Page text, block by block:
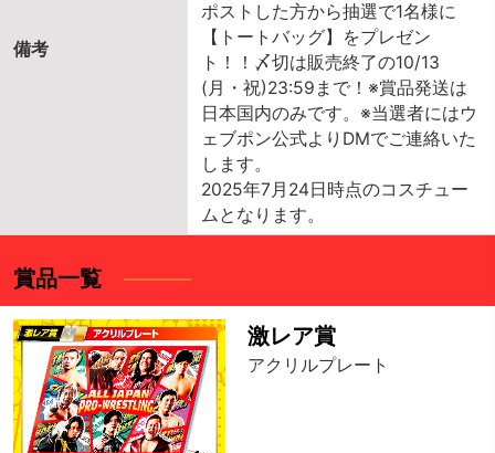
備考
ポストした方から抽選で1名様に
【トートバッグ】をプレゼン
ト！！〆切は販売終了の10/13
(月・祝)23:59まで！※賞品発送は
日本国内のみです。※当選者にはウ
ェブポン公式よりDMでご連絡いた
します。
2025年7月24日時点のコスチュー
ムとなります。
賞品一覧
激レア賞
アクリルプレート